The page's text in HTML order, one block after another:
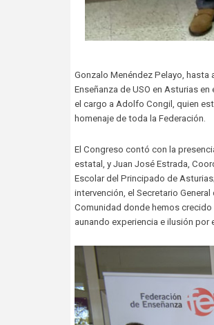
Gonzalo Menéndez Pelayo,
Enseñanza de USO en Asturias
el cargo a Adolfo Congil, quien
homenaje de toda la Federación.
El Congreso contó con la
estatal, y Juan José Estrada,
Escolar del Principado de
intervención, el Secretario
Comunidad donde hemos
aunando experiencia e ilusión por